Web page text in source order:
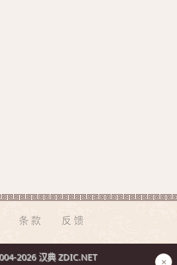
条款 反馈
2026 汉典 ZDIC.NET ×